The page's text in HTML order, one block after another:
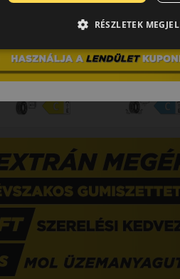
RXQuest Van 4S
225/65R16C (112/110) T
RÉSZLETEK